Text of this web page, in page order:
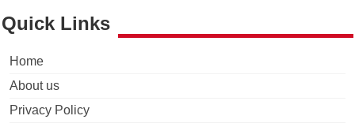
Quick Links
Home
About us
Privacy Policy